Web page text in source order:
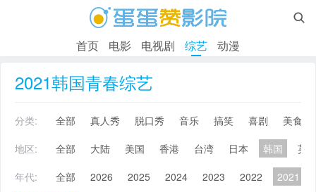

首页 电影 电视剧 综艺 动漫
2021韩国青春综艺
分类: 全部 真人秀 脱口秀 音乐 搞笑 喜剧
美食
地区:
全部 大陆 美国 香港 台湾 日本 韩国
英
年代:
全部 2026 2025 2024 2023 2022 2021